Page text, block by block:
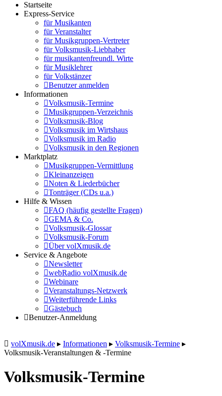
Startseite
Express-Service
für Musikanten
für Veranstalter
für Musikgruppen-Vertreter
für Volksmusik-Liebhaber
für musikantenfreundl. Wirte
für Musiklehrer
für Volkstänzer
Benutzer anmelden
Informationen
Volksmusik-Termine
Musikgruppen-Verzeichnis
Volksmusik-Blog
Volksmusik im Wirtshaus
Volksmusik im Radio
Volksmusik in den Regionen
Marktplatz
Musikgruppen-Vermittlung
Kleinanzeigen
Noten & Liederbücher
Tonträger (CDs u.a.)
Hilfe & Wissen
FAQ (häufig gestellte Fragen)
GEMA & Co.
Volksmusik-Glossar
Volksmusik-Forum
Über volXmusik.de
Service & Angebote
Newsletter
webRadio volXmusik.de
Webinare
Veranstaltungs-Netzwerk
Weiterführende Links
Gästebuch
Benutzer-Anmeldung
volXmusik.de ▸ Informationen ▸ Volksmusik-Termine ▸
Volksmusik-Veranstaltungen & -Termine
Volksmusik-Termine